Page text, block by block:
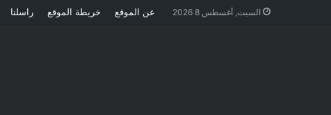
السبت, أغسطس 8 2026 عن الموقع خريطة الموقع راسلنا